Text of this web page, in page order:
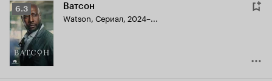
Рейтинг
Кинопоиска
6.3
6.3 Ватсон
Watson, Сериал, 2024–...